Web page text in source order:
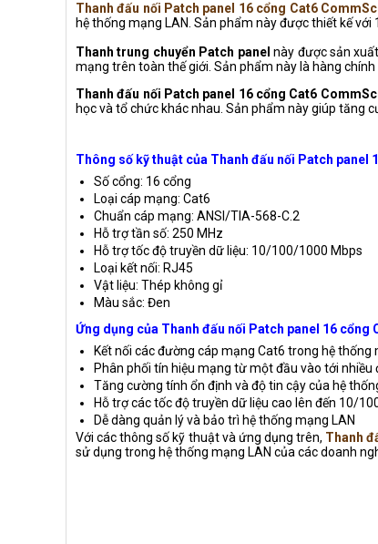
Thanh đấu nối Patch panel 16 cổng Cat6
hệ thống mạng LAN. Sản phẩm này được thiết kế
Thanh trung chuyển Patch panelnày được sản
mạng trên toàn thế giới. Sản phẩm này là hàng
Thanh đấu nối Patch panel 16 cổng Cat6
học và tổ chức khác nhau. Sản phẩm này giúp tăng
Thông số kỹ thuật của Thanh đấu nối Patch panel
Số cổng: 16 cổng
Loại cáp mạng: Cat6
Chuẩn cáp mạng: ANSI/TIA-568-C.2
Hỗ trợ tần số: 250 MHz
Hỗ trợ tốc độ truyền dữ liệu: 10/100/1000 Mbps
Loại kết nối: RJ45
Vật liệu: Thép không gỉ
Màu sắc: Đen
Ứng dụng của Thanh đấu nối Patch panel 16 cổng
Kết nối các đường cáp mạng Cat6 trong hệ thống
Phân phối tín hiệu mạng từ một đầu vào tới nhiều
Tăng cường tính ổn định và độ tin cậy của hệ
Hỗ trợ các tốc độ truyền dữ liệu cao lên đến 10/
Dễ dàng quản lý và bảo trì hệ thống mạng LAN
Với các thông số kỹ thuật và ứng dụng trên, Thanh
sử dụng trong hệ thống mạng LAN của các doanh